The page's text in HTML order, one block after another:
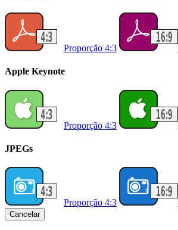
Proporção 4:3
Apple Keynote
Proporção 4:3
JPEGs
Proporção 4:3
Cancelar